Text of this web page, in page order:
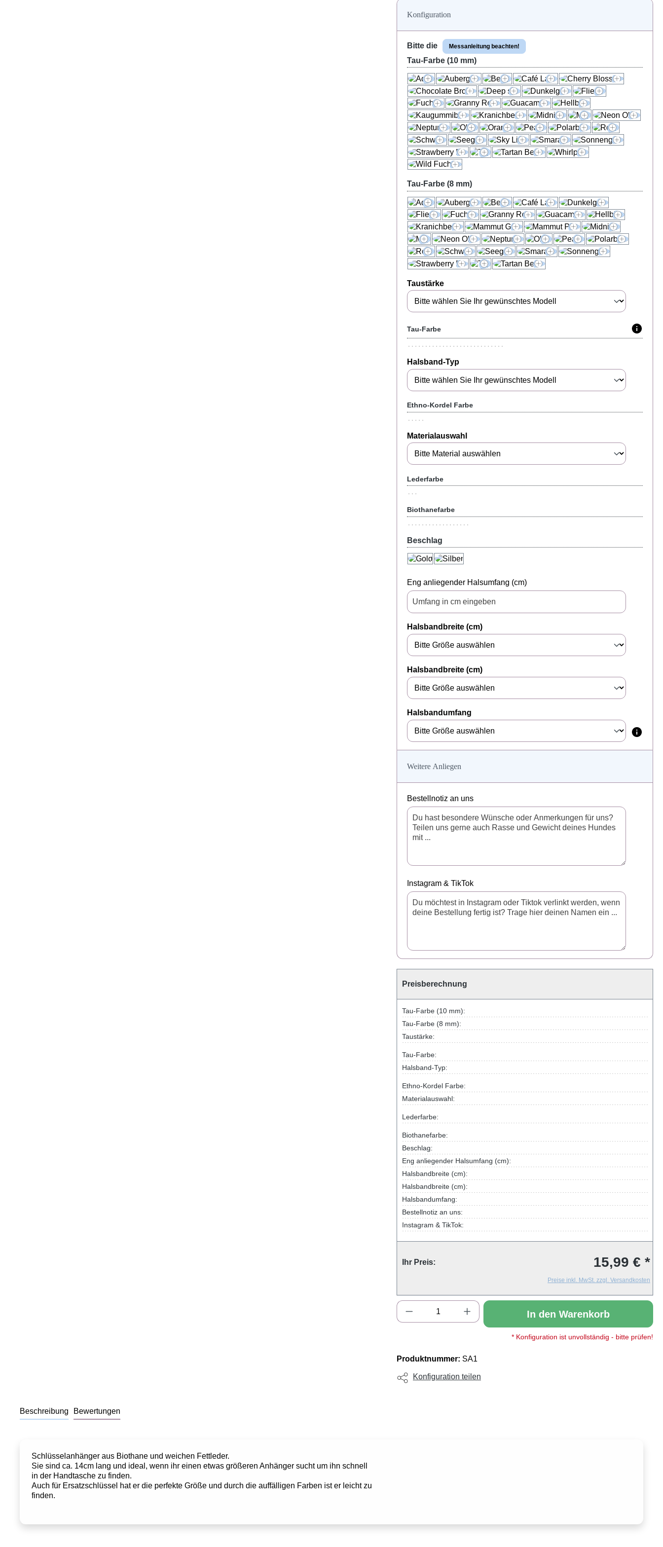
Konfiguration
Bitte die Messanleitung beachten!
Tau-Farbe (10 mm)
Tau-Farbe (8 mm)
Taustärke
Tau-Farbe
Halsband-Typ
Ethno-Kordel Farbe
Materialauswahl
Lederfarbe
Biothanefarbe
Beschlag
Eng anliegender Halsumfang (cm)
Halsbandbreite (cm)
Halsbandbreite (cm)
Halsbandumfang
Weitere Anliegen
Bestellnotiz an uns
Instagram & TikTok
Preisberechnung
Tau-Farbe (10 mm):
Tau-Farbe (8 mm):
Taustärke:
Tau-Farbe:
Halsband-Typ:
Ethno-Kordel Farbe:
Materialauswahl:
Lederfarbe:
Biothanefarbe:
Beschlag:
Eng anliegender Halsumfang (cm):
Halsbandbreite (cm):
Halsbandbreite (cm):
Halsbandumfang:
Bestellnotiz an uns:
Instagram & TikTok:
Ihr Preis: 15,99 € *
Preise inkl. MwSt. zzgl. Versandkosten
Produkt Anzahl: Gib den gewünschten Wert ein
In den Warenkorb
* Konfiguration ist unvollständig - bitte prüfen!
Produktnummer: SA1
Konfiguration teilen
Beschreibung Bewertungen
Schlüsselanhänger aus Biothane und weichen Fettleder.
Sie sind ca. 14cm lang und ideal, wenn ihr einen etwas größeren Anhänger sucht um ihn schnell
in der Handtasche zu finden.
Auch für Ersatzschlüssel hat er die perfekte Größe und durch die auffälligen Farben ist er leicht zu
finden.